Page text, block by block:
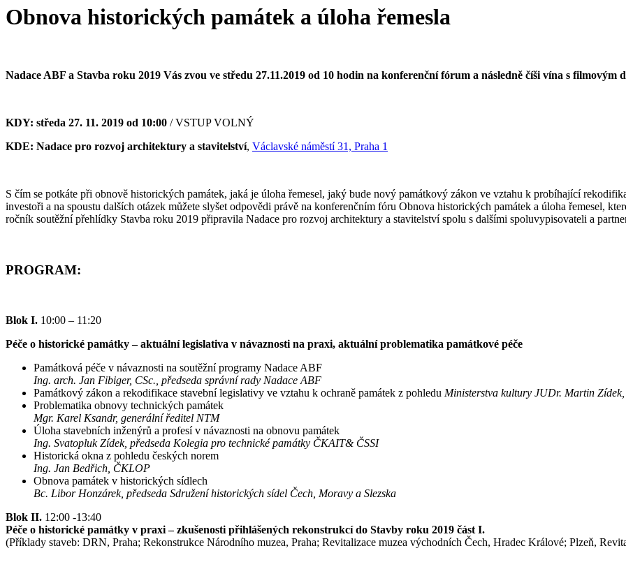
Obnova historických památek a úloha řemesla
Nadace ABF a Stavba roku 2019 Vás zvou ve středu 27.11.2019 od 10 hodin na konferenční fórum a následně číši vína s filmovým
KDY: středa 27. 11. 2019 od 10:00 / VSTUP VOLNÝ
KDE: Nadace pro rozvoj architektury a stavitelství, Václavské náměstí 31, Praha 1
S čím se potkáte při obnově historických památek, jaká je úloha řemesel, jaký bude nový památkový zákon ve vztahu k probíhající
investoři a na spoustu dalších otázek můžete slyšet odpovědi právě na konferenčním fóru Obnova historických památek a úloha řemesel,
ročník soutěžní přehlídky Stavba roku 2019 připravila Nadace pro rozvoj architektury a stavitelství spolu s dalšími spoluvypisovateli a
PROGRAM:
Blok I. 10:00 – 11:20
Péče o historické památky – aktuální legislativa v návaznosti na praxi, aktuální problematika památkové péče
Památková péče v návaznosti na soutěžní programy Nadace ABF
Ing. arch. Jan Fibiger, CSc., předseda správní rady Nadace ABF
Památkový zákon a rekodifikace stavební legislativy ve vztahu k ochraně památek z pohledu Ministerstva kultury JUDr. Martin
Problematika obnovy technických památek
Mgr. Karel Ksandr, generální ředitel NTM
Úloha stavebních inženýrů a profesí v návaznosti na obnovu památek
Ing. Svatopluk Zídek, předseda Kolegia pro technické památky ČKAIT& ČSSI
Historická okna z pohledu českých norem
Ing. Jan Bedřich, ČKLOP
Obnova památek v historických sídlech
Bc. Libor Honzárek, předseda Sdružení historických sídel Čech, Moravy a Slezska
Blok II. 12:00 -13:40
Péče o historické památky v praxi – zkušenosti přihlášených rekonstrukcí do Stavby roku 2019 část I.
(Příklady staveb: DRN, Praha; Rekonstrukce Národního muzea, Praha; Revitalizace muzea východních Čech, Hradec Králové; Plzeň,